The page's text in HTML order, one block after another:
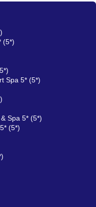
(5*)
Spa 5* (5*)
Spa 5* (5*)
(5*)